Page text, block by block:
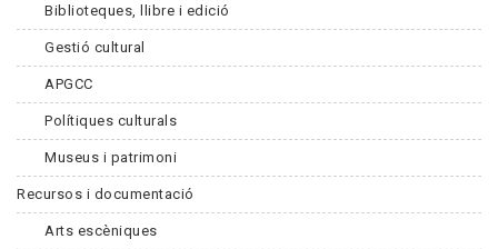
Biblioteques, llibre i edició
Gestió cultural
APGCC
Polítiques culturals
Museus i patrimoni
Recursos i documentació
Arts escèniques